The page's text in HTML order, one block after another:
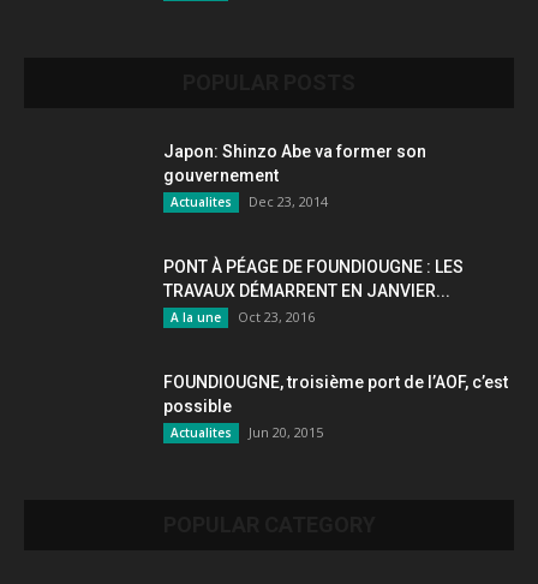
Japon: Shinzo Abe va former son
gouvernement
Actualites Dec 23, 2014
PONT À PÉAGE DE FOUNDIOUGNE : LES
TRAVAUX DÉMARRENT EN JANVIER...
A la une Oct 23, 2016
FOUNDIOUGNE, troisième port de l’AOF, c’est
possible
Actualites Jun 20, 2015